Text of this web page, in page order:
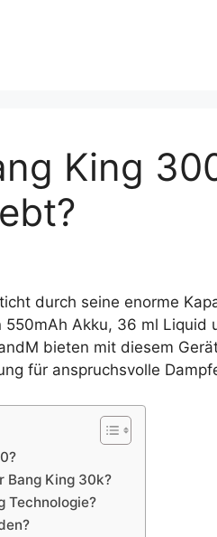
King
durch seine enorme
Akku, 36 ml Liquid
bieten mit diesem
für anspruchsvolle
Bang King 30k?
Technologie?